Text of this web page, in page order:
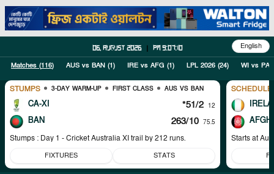
06, August 2026 pm 9:07:10 English
Matches (116) AUS vs BAN (1) IRE vs AFG (1) LPL 2026 (24) WI vs PAK
STUMPS 3-DAY WARM-UP FIRST CLASS AUS VS BAN
CA-XI *51/2 12
BAN 263/10 75.5
Stumps : Day 1 - Cricket Australia XI trail by 212 runs.
FIXTURES STATS
Starts at